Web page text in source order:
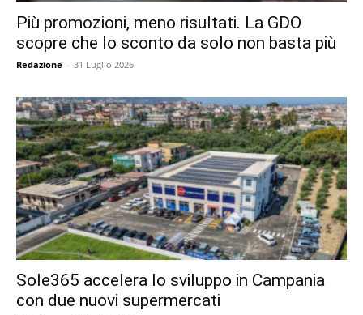
Più promozioni, meno risultati. La GDO
scopre che lo sconto da solo non basta più
Redazione - 31 Luglio 2026
Sole365 accelera lo sviluppo in Campania
con due nuovi supermercati